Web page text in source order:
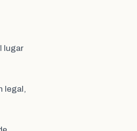
lugar
legal,